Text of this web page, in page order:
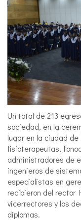
Un total de 213
sociedad, en la
lugar en la ciudad
fisioterapeutas,
administradores de
ingenieros de
especialistas en
recibieron del rector
vicerrectores y los
diplomas.